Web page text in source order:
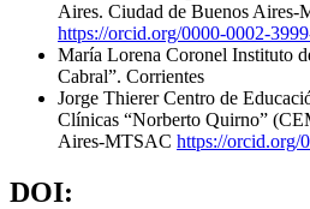
Aires. Ciudad de Buenos Aires-
https://orcid.org/0000-0002-
María Lorena Coronel Instituto
Cabral”. Corrientes
Jorge ThiererCentro de
Clínicas “Norberto Quirno”
Aires-MTSAC https://orcid.org/
DOI: